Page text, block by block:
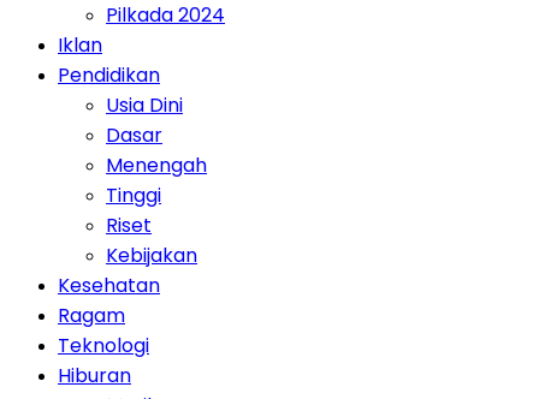
Pilkada 2024
Iklan
Pendidikan
Usia Dini
Dasar
Menengah
Tinggi
Riset
Kebijakan
Kesehatan
Ragam
Teknologi
Hiburan